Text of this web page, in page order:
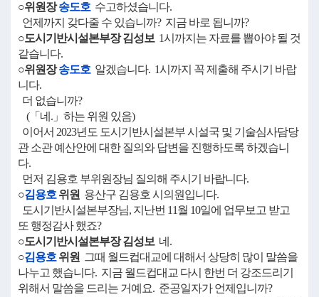
○위원장송도호 수고하셨습니다.
언제까지 갖다줄 수 있습니까? 지금 바로 됩니까?
○도시기반시설본부장 김성보 1시까지는 자료를 뽑아야 될 것
같습니다.
○위원장송도호 알겠습니다. 1시까지 꼭 제출해 주시기 바랍
니다.
더 없습니까?
(「네.」하는 위원 있음)
이어서 2023년도 도시기반시설본부 시설국 및 기술심사담당
관 소관 예산안에 대한 질의와 답변을 진행하도록 하겠습니
다.
먼저 김용호 부위원장님 질의해 주시기 바랍니다.
○김용호 위원 용산구 김용호 시의원입니다.
도시기반시설본부장님, 지난번 11월 10일에 업무보고 받고
또 행정감사 했죠?
○도시기반시설본부장 김성보 네.
○김용호 위원 그때 월드컵대교에 대해서 상당히 많이 말씀을
나누고 했습니다. 지금 월드컵대교 다시 한번 더 강조드리기
위해서 말씀을 드리는 거예요. 준공일자가 언제입니까?